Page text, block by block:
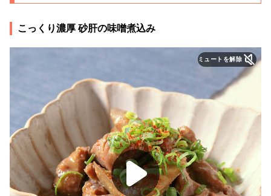
こっくり濃厚 砂肝の味噌煮込み
ミュートを解除